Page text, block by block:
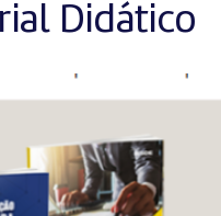
Didático